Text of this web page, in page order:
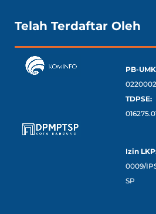
Telah Terdaftar Oleh
PB-
TDPSE:
Izin
0009/
SP